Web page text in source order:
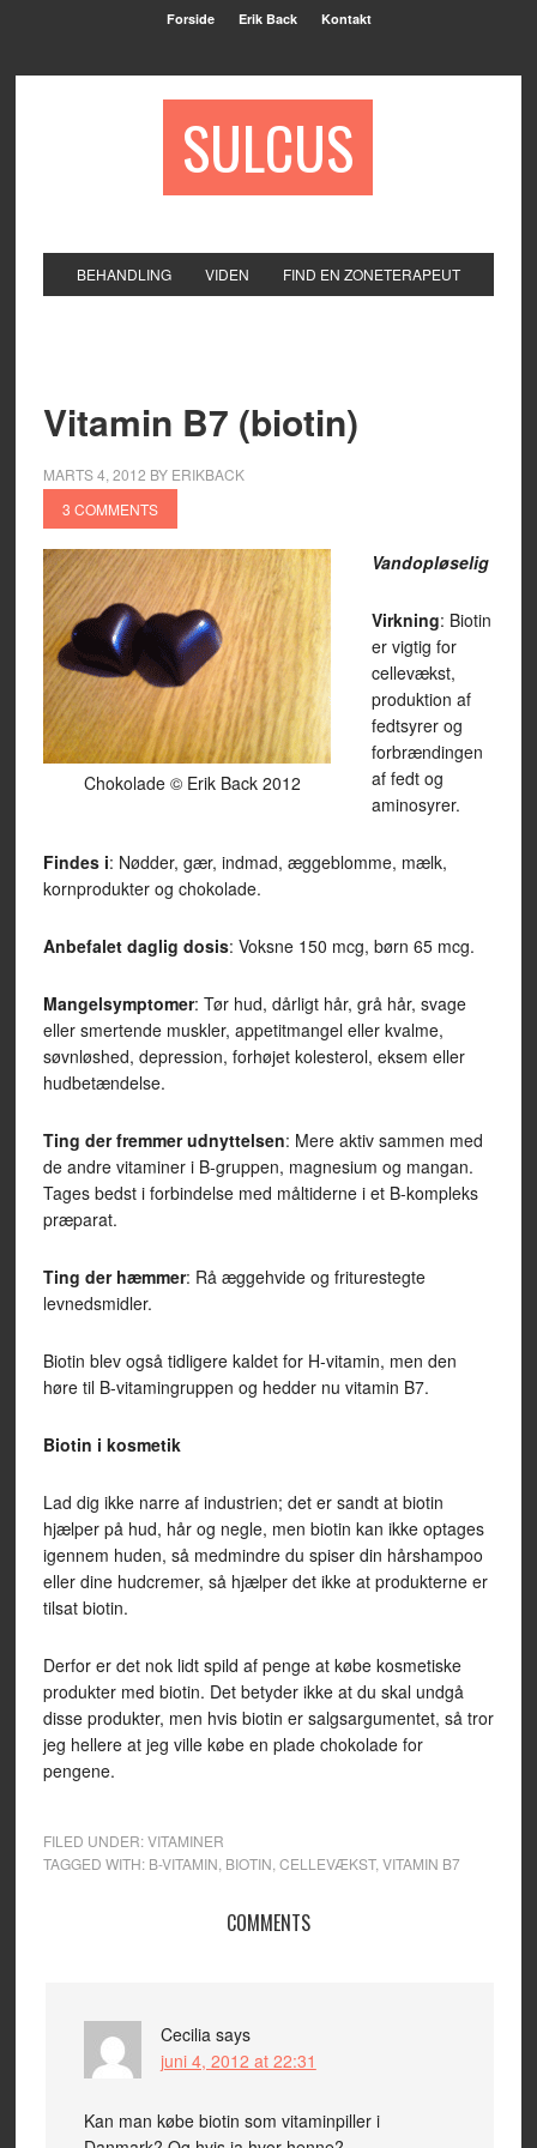
Forside Erik Back Kontakt
SULCUS
BEHANDLING VIDEN FIND EN ZONETERAPEUT
Vitamin B7 (biotin)
MARTS 4, 2012 BY ERIKBACK
3 COMMENTS
Chokolade © Erik Back 2012
Vandopløselig
Virkning: Biotin
er vigtig for
cellevækst,
produktion af
fedtsyrer og
forbrændingen
af fedt og
aminosyrer.
Findes i: Nødder, gær, indmad, æggeblomme, mælk,
kornprodukter og chokolade.
Anbefalet daglig dosis: Voksne 150 mcg, børn 65 mcg.
Mangelsymptomer: Tør hud, dårligt hår, grå hår, svage
eller smertende muskler, appetitmangel eller kvalme,
søvnløshed, depression, forhøjet kolesterol, eksem eller
hudbetændelse.
Ting der fremmer udnyttelsen: Mere aktiv sammen med
de andre vitaminer i B-gruppen, magnesium og mangan.
Tages bedst i forbindelse med måltiderne i et B-kompleks
præparat.
Ting der hæmmer: Rå æggehvide og friturestegte
levnedsmidler.
Biotin blev også tidligere kaldet for H-vitamin, men den
høre til B-vitamingruppen og hedder nu vitamin B7.
Biotin i kosmetik
Lad dig ikke narre af industrien; det er sandt at biotin
hjælper på hud, hår og negle, men biotin kan ikke optages
igennem huden, så medmindre du spiser din hårshampoo
eller dine hudcremer, så hjælper det ikke at produkterne er
tilsat biotin.
Derfor er det nok lidt spild af penge at købe kosmetiske
produkter med biotin. Det betyder ikke at du skal undgå
disse produkter, men hvis biotin er salgsargumentet, så tror
jeg hellere at jeg ville købe en plade chokolade for
pengene.
FILED UNDER:VITAMINER
TAGGED WITH: B-VITAMIN BIOTIN CELLEVÆKST, VITAMIN B7
COMMENTS
Cecilia says
juni 4, 2012 at 22:31
Kan man købe biotin som vitaminpiller i